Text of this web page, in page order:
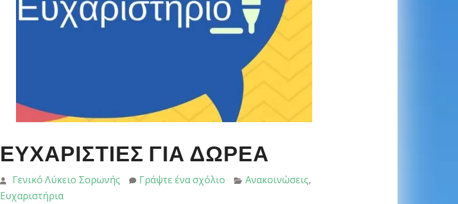
ΕΥΧΑΡΙΣΤΙΕΣ ΓΙΑ ΔΩΡΕΑ
Γενικό Λύκειο Σορωνής Γράψτε ένα σχόλιο Ανακοινώσεις,
Ευχαριστήρια